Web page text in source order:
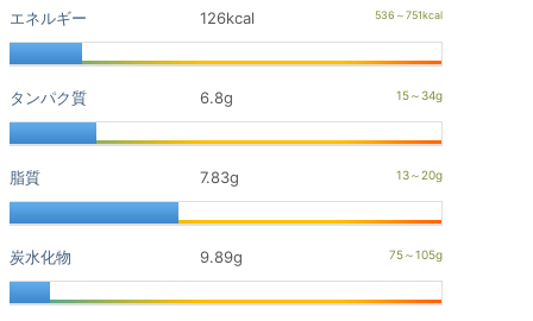
エネルギー
126kcal
タンパク質 6.8g
脂質 7.83g
炭水化物 9.89g